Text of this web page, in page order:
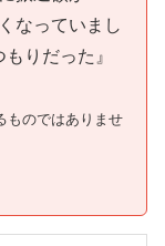
なっていまし
りだった』
ものではありませ